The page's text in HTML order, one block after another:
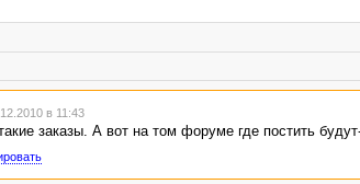
в 11:43
заказы. А вот на том форуме где постить